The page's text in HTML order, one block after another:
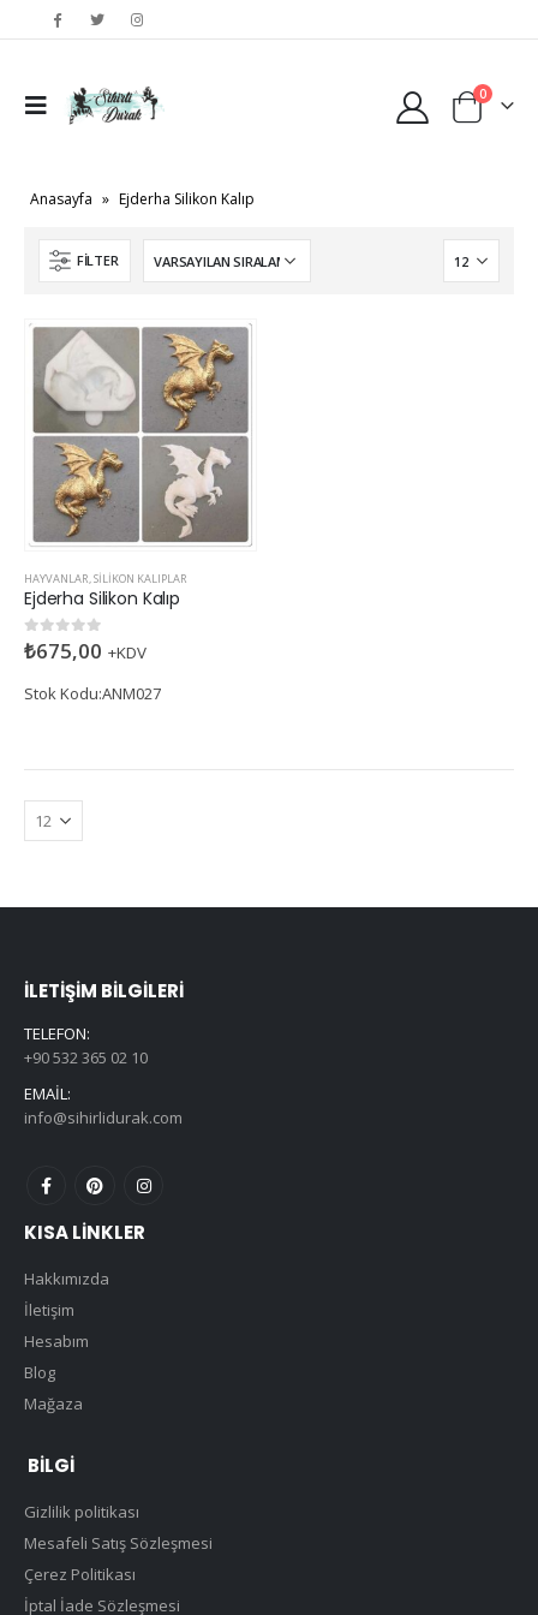
0
Anasayfa » Ejderha Silikon Kalıp
FILTER
HAYVANLAR,SILIKON KALIPLAR
Ejderha Silikon Kalıp
05 üzerinden
₺675,00 +KDV
Stok Kodu:ANM027
İLETIŞIM BILGILERI
TELEFON:
+90 532 365 02 10
EMAIL:
info@sihirlidurak.com
KISA LINKLER
Hakkımızda
İletişim
Hesabım
Blog
Mağaza
BILGI
Gizlilik politikası
Mesafeli Satış Sözleşmesi
Çerez Politikası
İptal İade Sözleşmesi